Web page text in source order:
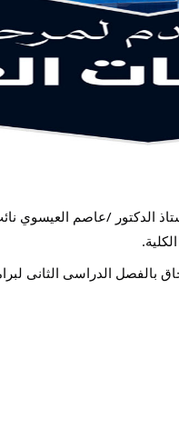
الدكتور /عاصم
بالفصل الدراسى الثانى